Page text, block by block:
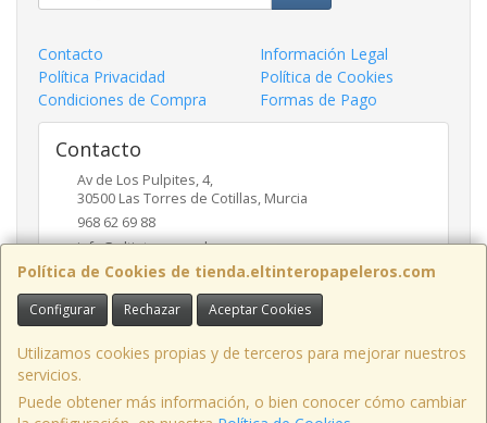
Política de Cookies de tienda.eltinteropapeleros.com
Configurar Rechazar Aceptar Cookies
Utilizamos cookies propias y de terceros para mejorar nuestros
servicios.
Puede obtener más información, o bien conocer cómo cambiar
Contacto
Información Legal
Política Privacidad
Política de Cookies
Condiciones de Compra
Formas de Pago
Contacto
Av de Los Pulpites, 4,
30500 Las Torres de Cotillas, Murcia
968 62 69 88
info@eltinteropapeleros.com
Horario
8:00 a 14:00 - 17:00 a 20:30